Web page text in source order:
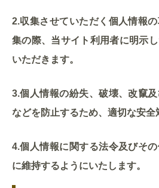
2.収集させていただく個人情報
集の際、当サイト利用者に明示
いただきます。
3.個人情報の紛失、破壊、改竄
などを防止するため、適切な安全
4.個人情報に関する法令及びそ
に維持するようにいたします。